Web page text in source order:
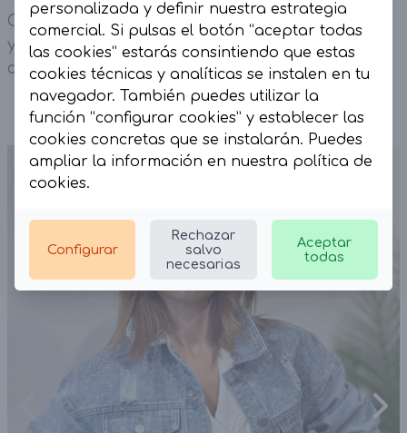
Cazadora Denim Strass. Lleva bolsillos frontales
y laterales. Combina detalles rotos y efecto
desgastado.
personalizada y definir nuestra estrategia
comercial. Si pulsas el botón “aceptar todas
las cookies” estarás consintiendo que estas
cookies técnicas y analíticas se instalen en tu
navegador. También puedes utilizar la
función “configurar cookies” y establecer las
cookies concretas que se instalarán. Puedes
ampliar la información en nuestra política de
cookies.
Configurar
Rechazar
salvo
necesarias
Aceptar
todas